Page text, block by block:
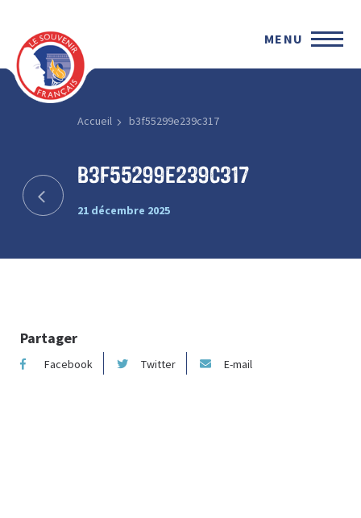
MENU
Accueil b3f55299e239c317
b3f55299e239c317
21 décembre 2025
Partager
Facebook Twitter E-mail